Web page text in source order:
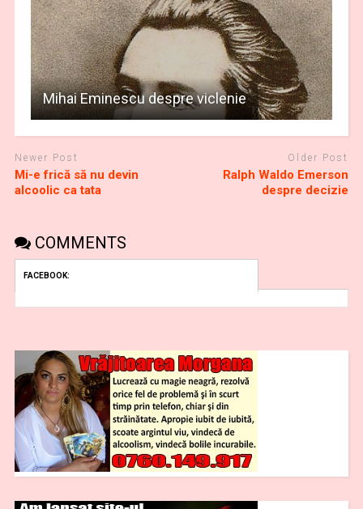
Mihai Eminescu despre viclenie
Newer Post
Mi-e frică să nu devin
alcoolic ca tata
Older Post
Ralph Waldo Emerson
despre decizie
COMMENTS
FACEBOOK: